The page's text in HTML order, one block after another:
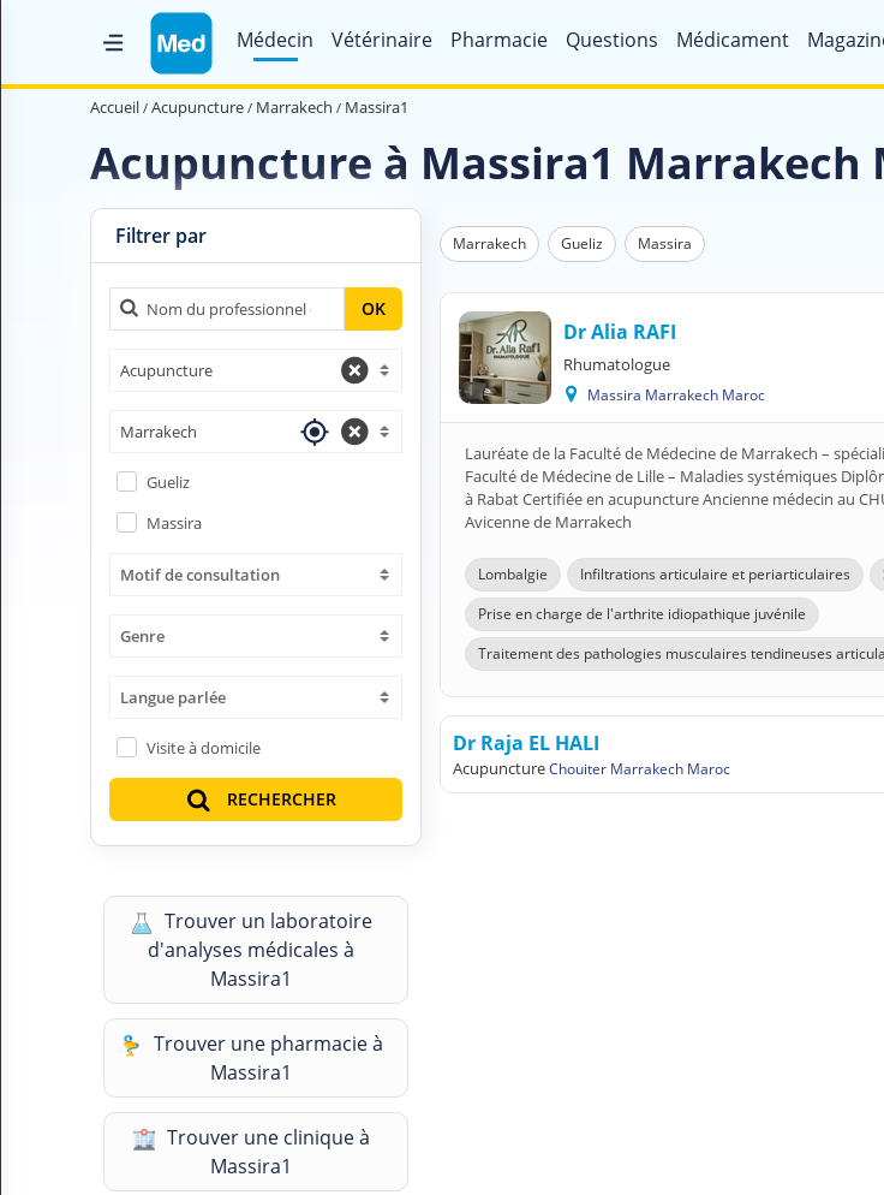
Médecin Vétérinaire Pharmacie Questions Médicament
Accueil
Magazine Médical
Nous contacter
Médicament
Questions médicales
Laboratoire
Accueil Acupuncture Marrakech Massira1
Acupuncture à Massira1 Marrakech
Filtrer par
OK
Acupuncture
Marrakech
Gueliz
Massira
Motif de consultation
Genre
Langue parlée
Visite à domicile
RECHERCHER
Trouver un laboratoire
d'analyses médicales à
Massira1
Trouver une pharmacie à
Massira1
Trouver une clinique à
Massira1
Marrakech Gueliz Massira
Dr Alia RAFI
Rhumatologue
Massira Marrakech Maroc
Lauréate de la Faculté de Médecine de Marrakech –
Faculté de Médecine de Lille – Maladies systémiques
à Rabat Certifiée en acupuncture Ancienne médecin au
Avicenne de Marrakech
Lombalgie Infiltrations articulaire et periarticulaires
Prise en charge de l'arthrite idiopathique juvénile
Traitement des pathologies musculaires tendineuses
Dr Raja EL HALI
AcupunctureChouiter Marrakech Maroc